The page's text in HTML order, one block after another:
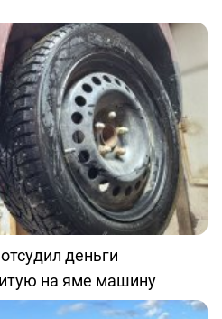
деньги
на яме машину